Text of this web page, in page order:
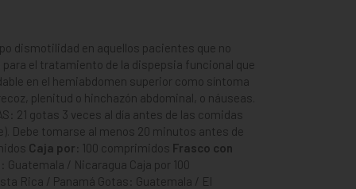
dismotilidad en aquellos pacientes que no
el tratamiento de la dispepsia funcional que
en el hemiabdomen superior como síntoma
plenitud o hinchazón abdominal, o náuseas.
21 gotas 3 veces al día antes de las comidas
Debe tomarse al menos 20 minutos antes de
Caja por: 100 comprimidos Frasco con
/ Nicaragua Caja por 100
Rica / Panamá Gotas: Guatemala / El